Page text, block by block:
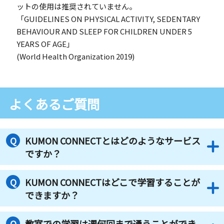
ットの使用は推奨されていません。
「GUIDELINES ON PHYSICAL ACTIVITY, SEDENTARY
BEHAVIOUR AND SLEEP FOR CHILDREN UNDER 5
YEARS OF AGE」
(World Health Organization 2019)
よくあるご質問
KUMON CONNECTとはどのようなサービス
ですか？
KUMON CONNECTはどこで学習することが
できますか？